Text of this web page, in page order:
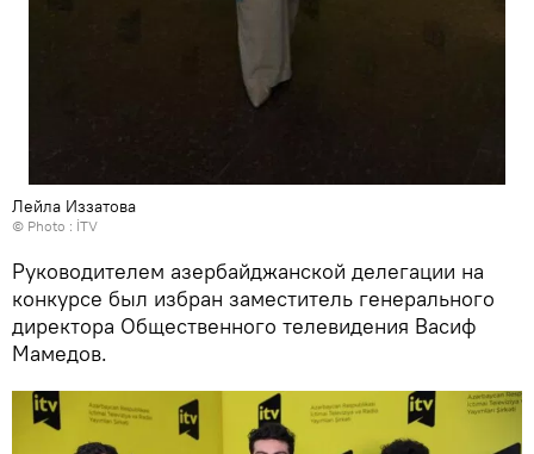
Лейла Иззатова
© Photo : İTV
Руководителем азербайджанской делегации на
конкурсе был избран заместитель генерального
директора Общественного телевидения Васиф
Мамедов.